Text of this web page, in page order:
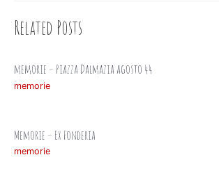
Related Posts
memorie – Piazza Dalmazia agosto 44
memorie
Memorie – Ex Fonderia
memorie